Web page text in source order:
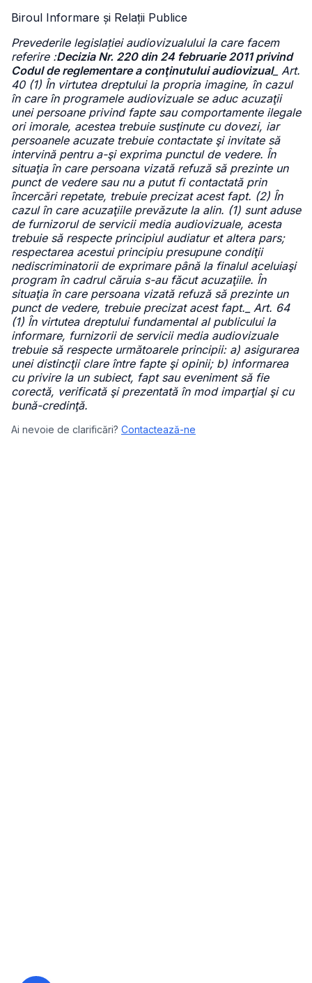
Biroul Informare și Relații Publice
Prevederile legislației audiovizualului la care facem
referire :Decizia Nr. 220 din 24 februarie 2011 privind
Codul de reglementare a conţinutului audiovizual_ Art.
40 (1) În virtutea dreptului la propria imagine, în cazul
în care în programele audiovizuale se aduc acuzaţii
unei persoane privind fapte sau comportamente ilegale
ori imorale, acestea trebuie susţinute cu dovezi, iar
persoanele acuzate trebuie contactate şi invitate să
intervină pentru a-şi exprima punctul de vedere. În
situaţia în care persoana vizată refuză să prezinte un
punct de vedere sau nu a putut fi contactată prin
încercări repetate, trebuie precizat acest fapt. (2) În
cazul în care acuzaţiile prevăzute la alin. (1) sunt aduse
de furnizorul de servicii media audiovizuale, acesta
trebuie să respecte principiul audiatur et altera pars;
respectarea acestui principiu presupune condiţii
nediscriminatorii de exprimare până la finalul aceluiaşi
program în cadrul căruia s-au făcut acuzaţiile. În
situaţia în care persoana vizată refuză să prezinte un
punct de vedere, trebuie precizat acest fapt._ Art. 64
(1) În virtutea dreptului fundamental al publicului la
informare, furnizorii de servicii media audiovizuale
trebuie să respecte următoarele principii: a) asigurarea
unei distincţii clare între fapte şi opinii; b) informarea
cu privire la un subiect, fapt sau eveniment să fie
corectă, verificată şi prezentată în mod imparţial şi cu
bună-credinţă.
Ai nevoie de clarificări? Contactează-ne